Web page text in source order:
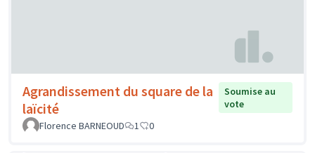
Agrandissement du square de la
laïcité
Soumise au
vote
Florence BARNEOUD
1 0